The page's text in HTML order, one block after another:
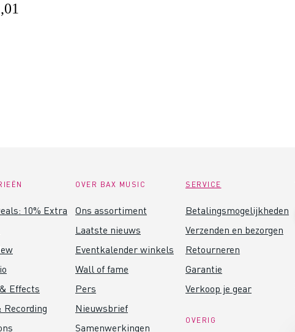
10% Extra
Effects
Recording
OVER BAX MUSIC
Ons assortiment
Laatste nieuws
Eventkalender winkels
Wall of fame
Pers
Nieuwsbrief
Samenwerkingen
SERVICE
Betalingsmogelijkheden
Verzenden en bezorgen
Retourneren
Garantie
Verkoop je gear
OVERIG